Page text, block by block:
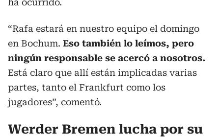
ha ocurrido.
“Rafa estará en nuestro equipo el domingo
en Bochum. Eso también lo leímos, pero
ningún responsable se acercó a nosotros.
Está claro que allí están implicadas varias
partes, tanto el Frankfurt como los
jugadores”, comentó.
Werder Bremen lucha por su